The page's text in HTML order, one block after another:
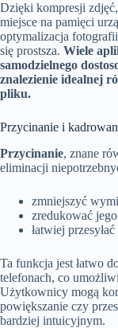
Dzięki kompresji
miejsce na pamięci
optymalizacja
się prostsza. Wiele
samodzielnego
znalezienie idealnej
pliku.
Przycinanie i
Przycinanie, znane
eliminacji
zmniejszyć
zredukować
łatwiej
Ta funkcja jest łatwo
telefonach, co
Użytkownicy mogą
powiększanie czy
bardziej intuicyjnym.